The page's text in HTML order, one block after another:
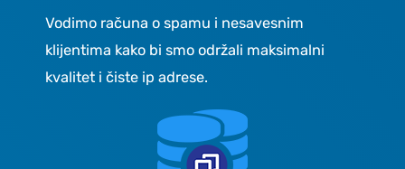
Vodimo računa o spamu i nesavesnim
klijentima kako bi smo održali maksimalni
kvalitet i čiste ip adrese.